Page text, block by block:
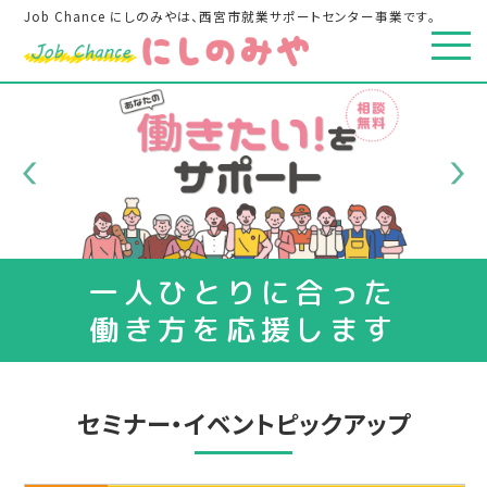
Job Chance にしのみやは、西宮市就業サポートセンター事業です。
一人ひとりに合った
働き方を応援します
セミナー・イベントピックアップ